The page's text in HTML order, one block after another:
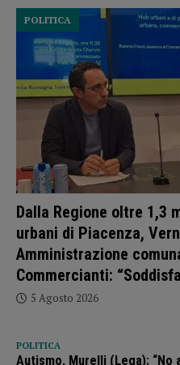
Dalla Regione oltre 1,3
urbani di Piacenza,
Amministrazione
Commercianti:
POLITICA
5 Agosto 2026
POLITICA
Autismo, Murelli (Lega): “No